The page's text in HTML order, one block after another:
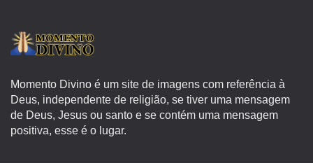
Momento Divino é um site de imagens com referência à
Deus, independente de religião, se tiver uma mensagem
de Deus, Jesus ou santo e se contém uma mensagem
positiva, esse é o lugar.